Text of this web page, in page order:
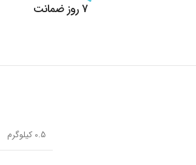
7 روز ضمانت
0.5 کیلوگرم